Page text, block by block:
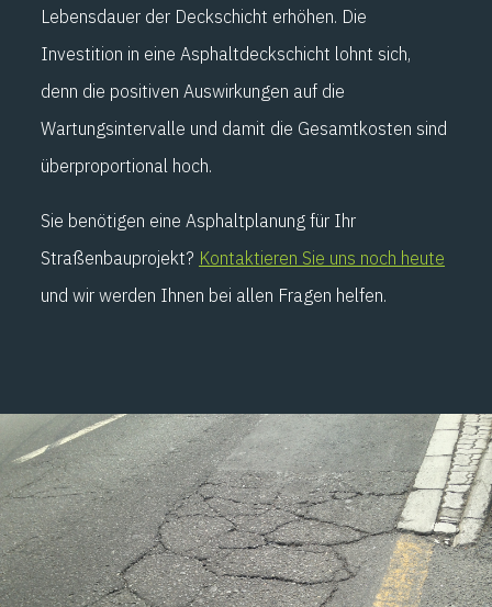
Lebensdauer der Deckschicht erhöhen. Die
Investition in eine Asphaltdeckschicht lohnt sich,
denn die positiven Auswirkungen auf die
Wartungsintervalle und damit die Gesamtkosten sind
überproportional hoch.
Sie benötigen eine Asphaltplanung für Ihr
Straßenbauprojekt? Kontaktieren Sie uns noch heute
und wir werden Ihnen bei allen Fragen helfen.